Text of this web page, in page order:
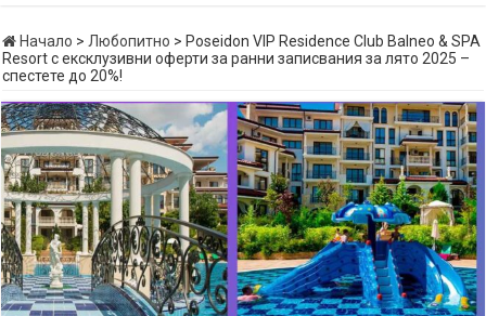
Начало > Любопитно > Poseidon VIP Residence Club Balneo & SPA
Resort с ексклузивни оферти за ранни записвания за лято 2025 –
спестете до 20%!